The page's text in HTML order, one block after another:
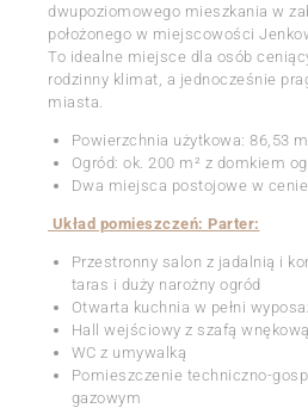
dwupoziomowego mieszkania w
położonego w miejscowości
To idealne miejsce dla osób
rodzinny klimat, a jednocześnie
miasta.
Powierzchnia użytkowa: 86,53
Ogród: ok. 200 m² z domkiem
Dwa miejsca postojowe w cenie
Układ pomieszczeń: Parter:
Przestronny salon z jadalnią i
taras i duży narożny ogród
Otwarta kuchnia w pełni
Hall wejściowy z szafą wnękową
WC z umywalką
Pomieszczenie techniczno-
gazowym